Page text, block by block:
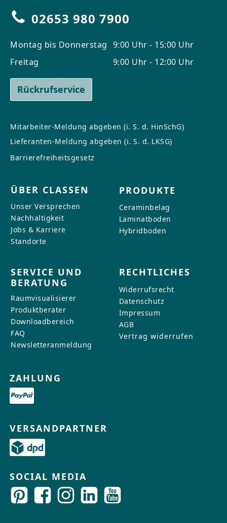
02653 980 7900
Montag bis Donnerstag
Freitag
9:00 Uhr - 15:00 Uhr
9:00 Uhr - 12:00 Uhr
Rückrufservice
Mitarbeiter-Meldung abgeben (i. S. d. HinSchG)
Lieferanten-Meldung abgeben (i. S. d. LKSG)
Barrierefreiheitsgesetz
ÜBER CLASSEN
Unser Versprechen
Nachhaltigkeit
Jobs & Karriere
Standorte
PRODUKTE
Ceraminbelag
Laminatboden
Hybridboden
SERVICE UND
BERATUNG
Raumvisualisierer
Produktberater
Downloadbereich
FAQ
Newsletteranmeldung
RECHTLICHES
Widerrufsrecht
Datenschutz
Impressum
AGB
Vertrag widerrufen
ZAHLUNG
VERSANDPARTNER
SOCIAL MEDIA